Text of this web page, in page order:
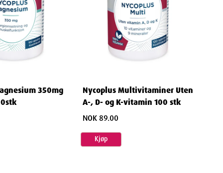
350mg
Nycoplus Multivitaminer Uten
A-, D- og K-vitamin 100 stk
NOK 89.00
Kjøp